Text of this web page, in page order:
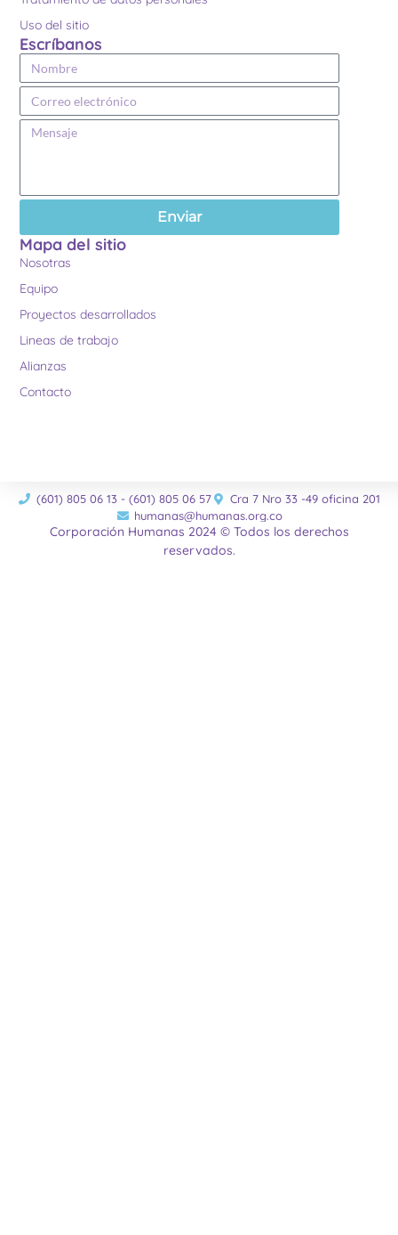
Uso del sitio
Escríbanos
Enviar
Mapa del sitio
Nosotras
Equipo
Proyectos desarrollados
Lineas de trabajo
Alianzas
Contacto
(601) 805 06 13 - (601) 805 06 57
Cra 7 Nro 33 -49 oficina 201
humanas@humanas.org.co
Corporación Humanas 2024 © Todos los derechos
reservados.